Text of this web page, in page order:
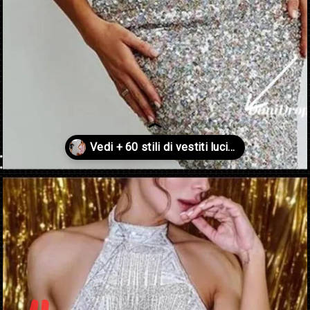
Apertura in corso https://danidrops.com.br/it/vestido-brilhante-2023/